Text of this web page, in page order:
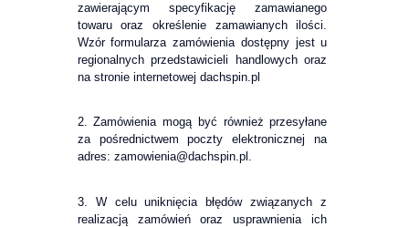
zawierającym specyfikację zamawianego
towaru oraz określenie zamawianych ilości.
Wzór formularza zamówienia dostępny jest u
regionalnych przedstawicieli handlowych oraz
na stronie internetowej dachspin.pl
2. Zamówienia mogą być również przesyłane
za pośrednictwem poczty elektronicznej na
adres: zamowienia@dachspin.pl.
3. W celu uniknięcia błędów związanych z
realizacją zamówień oraz usprawnienia ich